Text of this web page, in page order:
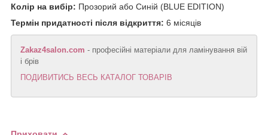
Колір на вибір: Прозорий або Синій (BLUE EDITION)
Термін придатності після відкриття: 6 місяців
Zakaz4salon.com - професійні матеріали для ламінування вій
і брів
ПОДИВИТИСЬ ВЕСЬ КАТАЛОГ ТОВАРІВ